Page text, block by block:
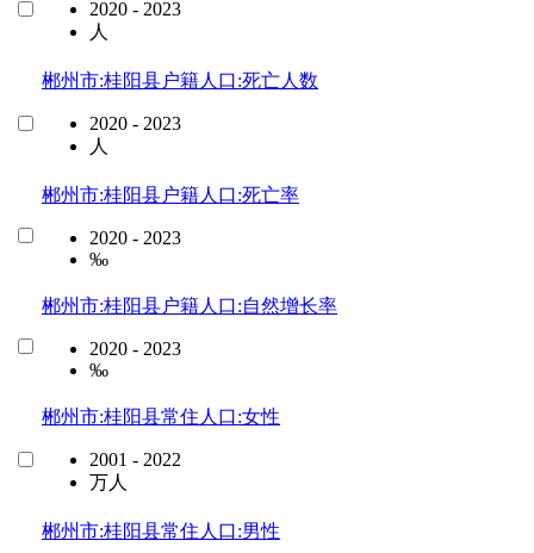
2020 - 2023
人
郴州市:桂阳县户籍人口:死亡人数
2020 - 2023
人
郴州市:桂阳县户籍人口:死亡率
2020 - 2023
‰
郴州市:桂阳县户籍人口:自然增长率
2020 - 2023
‰
郴州市:桂阳县常住人口:女性
2001 - 2022
万人
郴州市:桂阳县常住人口:男性